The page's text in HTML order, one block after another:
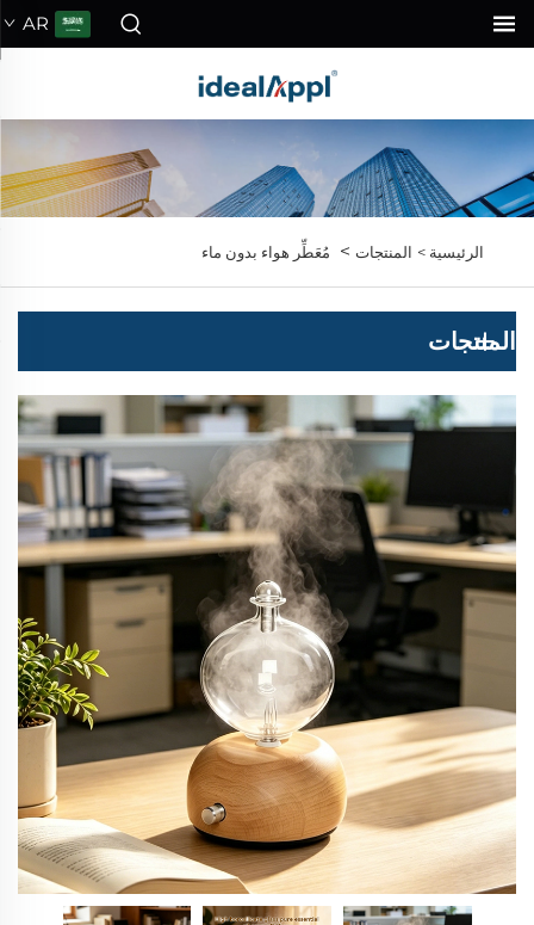
AR
الرئيسية > المنتجات> مُعَطِّر هواء بدون ماء
المنتجات